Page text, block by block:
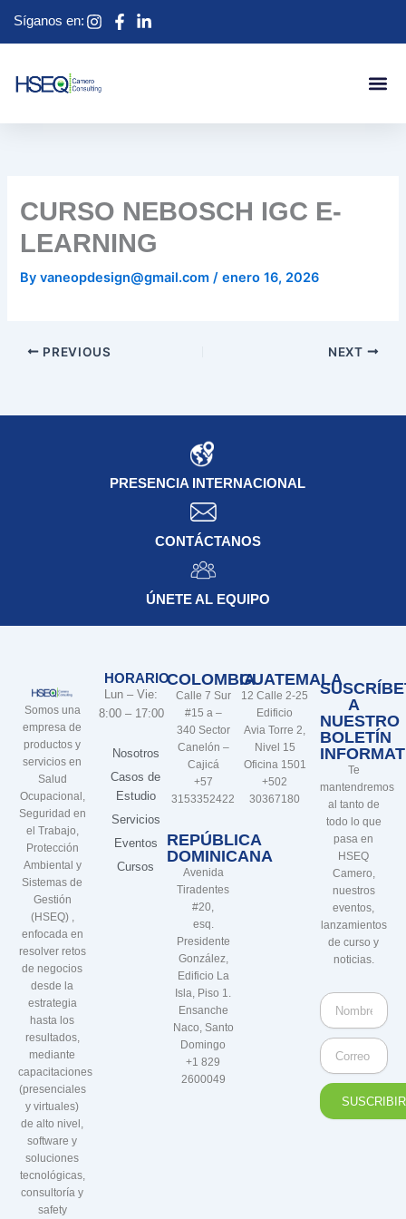
Síganos en:
CURSO NEBOSCH IGC E-
LEARNING
Byvaneopdesign@gmail.com/enero 16, 2026
PREVIOUS NEXT
PRESENCIA INTERNACIONAL
CONTÁCTANOS
ÚNETE AL EQUIPO
Somos una
empresa de
productos y
servicios en
Salud
Ocupacional,
Seguridad en
el Trabajo,
Protección
Ambiental y
Sistemas de
Gestión
(HSEQ) ,
enfocada en
resolver retos
de negocios
desde la
estrategia
hasta los
resultados,
mediante
capacitaciones
(presenciales
y virtuales)
de alto nivel,
software y
soluciones
tecnológicas,
consultoría y
safety
HORARIO
Lun – Vie:
8:00 – 17:00
Nosotros
Casos de
Estudio
Servicios
Eventos
Cursos
COLOMBIA
Calle 7 Sur
#15 a –
340 Sector
Canelón –
Cajicá
+57
3153352422
REPÚBLICA
DOMINICANA
Avenida
Tiradentes
#20,
esq.
Presidente
González,
Edificio La
Isla, Piso 1.
Ensanche
Naco, Santo
Domingo
+1 829
2600049
GUATEMALA
12 Calle 2-25
Edificio
Avia Torre 2,
Nivel 15
Oficina 1501
+502
30367180
A
NUESTRO
BOLETÍN
Te
mantendremos
al tanto de
todo lo que
pasa en
HSEQ
Camero,
nuestros
eventos,
lanzamientos
de curso y
noticias.
Nombre
Completo
Correo
Electrónico